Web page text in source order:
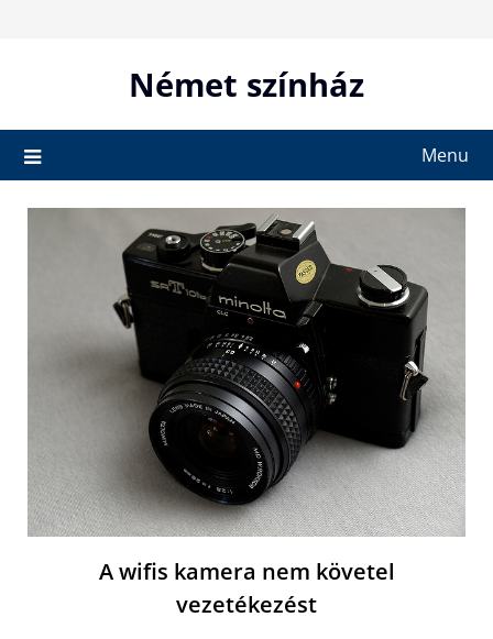
Német színház
Menu
A wifis kamera nem követel
vezetékezést